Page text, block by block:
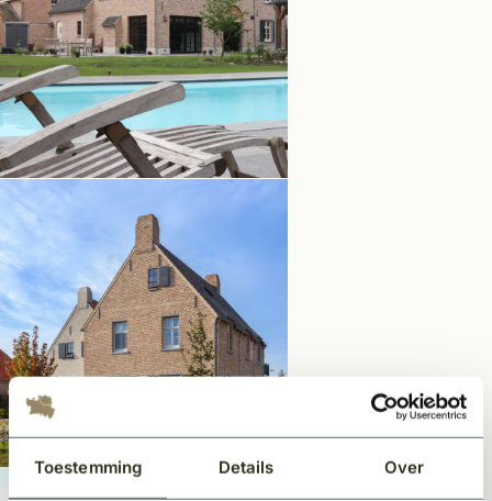
Toestemming Details Over